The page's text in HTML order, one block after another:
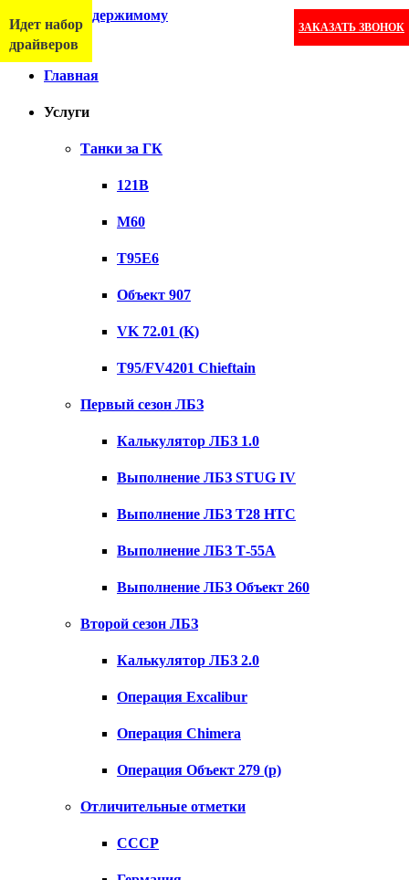
Перейти к содержимому
ЗАКАЗАТЬ ЗВОНОК
Меню
Главная
Услуги
Танки за ГК
121B
M60
T95E6
Объект 907
VK 72.01 (K)
T95/FV4201 Chieftain
Первый сезон ЛБЗ
Калькулятор ЛБЗ 1.0
Выполнение ЛБЗ STUG IV
Выполнение ЛБЗ T28 HTC
Выполнение ЛБЗ Т-55А
Выполнение ЛБЗ Объект 260
Второй сезон ЛБЗ
Калькулятор ЛБЗ 2.0
Операция Excalibur
Операция Chimera
Операция Объект 279 (р)
Отличительные отметки
СССР
Идет набор
драйверов